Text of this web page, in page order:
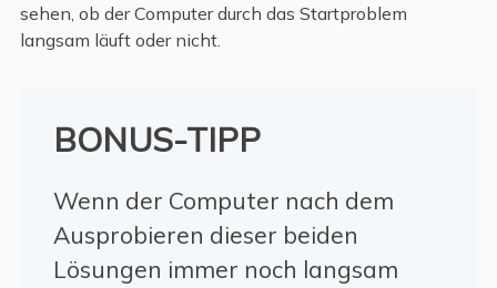
sehen, ob der Computer durch das Startproblem
langsam läuft oder nicht.
BONUS-TIPP
Wenn der Computer nach dem
Ausprobieren dieser beiden
Lösungen immer noch langsam